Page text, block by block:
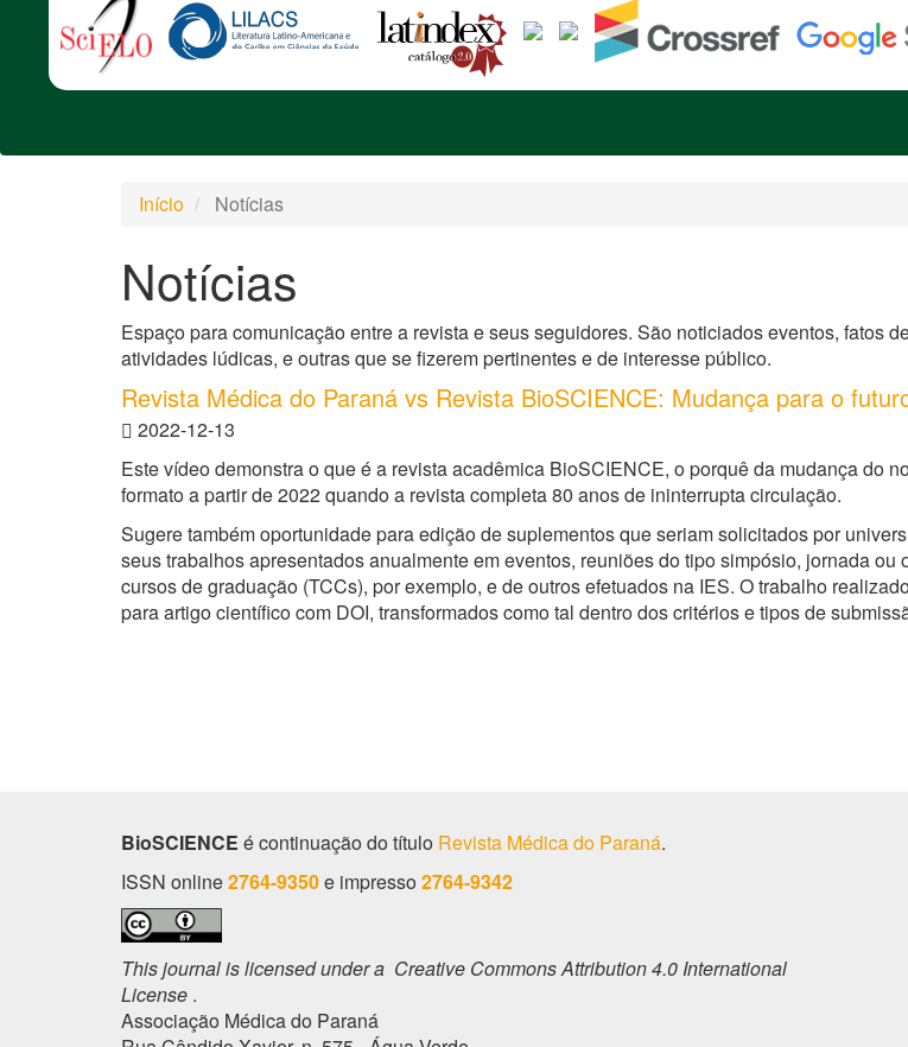
Início Notícias
Notícias
Espaço para comunicação entre a revista e seus seguidores. São noticiados eventos, fatos
atividades lúdicas, e outras que se fizerem pertinentes e de interesse público.
Revista Médica do Paraná vs Revista BioSCIENCE: Mudança para o
2022-12-13
Este vídeo demonstra o que é a revista acadêmica BioSCIENCE, o porquê da mudança do
formato a partir de 2022 quando a revista completa 80 anos de ininterrupta circulação.
Sugere também oportunidade para edição de suplementos que seriam solicitados por
seus trabalhos apresentados anualmente em eventos, reuniões do tipo simpósio, jornada
cursos de graduação (TCCs), por exemplo, e de outros efetuados na IES. O trabalho
para artigo científico com DOI, transformados como tal dentro dos critérios e tipos de
BioSCIENCE é continuação do título Revista Médica do Paraná.
ISSN online2764-9350e impresso 2764-9342
This journal is licensed under a Creative Commons Attribution 4.0 International
License .
Associação Médica do Paraná